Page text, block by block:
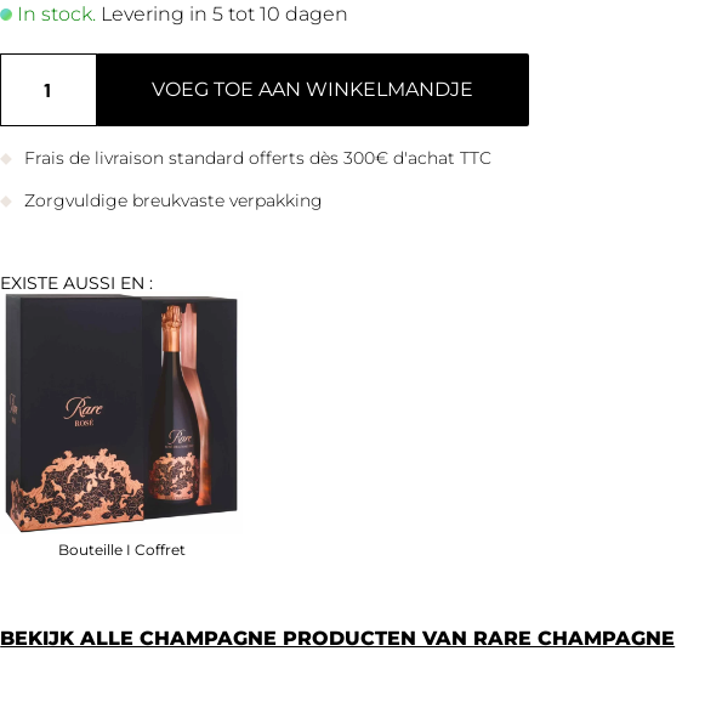
In stock. Levering in 5 tot 10 dagen
VOEG TOE AAN WINKELMANDJE
Frais de livraison standard offerts dès 300€ d'achat TTC
Zorgvuldige breukvaste verpakking
EXISTE AUSSI EN :
Bouteille I Coffret
BEKIJK ALLE CHAMPAGNE PRODUCTEN VAN RARE CHAMPAGNE